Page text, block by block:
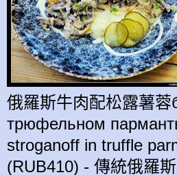
俄羅斯牛肉配松露薯蓉
трюфельном
stroganoff in truffle
(RUB410) - 傳統俄羅